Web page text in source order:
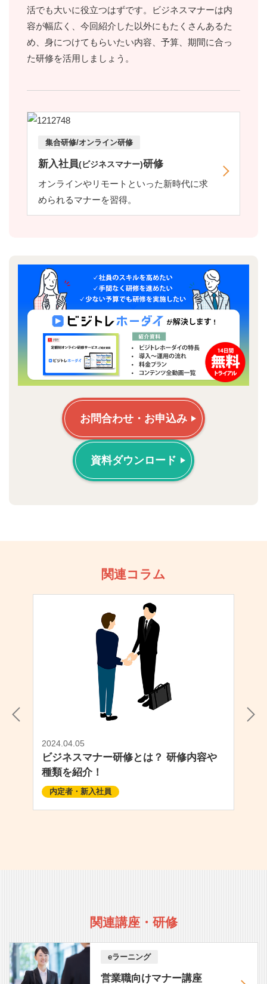
活でも大いに役立つはずです。ビジネスマナーは内
容が幅広く、今回紹介した以外にもたくさんあるた
め、身につけてもらいたい内容、予算、期間に合っ
た研修を活用しましょう。
集合研修/オンライン研修
新入社員(ビジネスマナー)研修
オンラインやリモートといった新時代に求
められるマナーを習得。
お問合わせ・お申込み
資料ダウンロード
関連コラム
2024.04.05
ビジネスマナー研修とは？ 研修内容や
種類を紹介！
内定者・新入社員
関連講座・研修
eラーニング
営業職向けマナー講座